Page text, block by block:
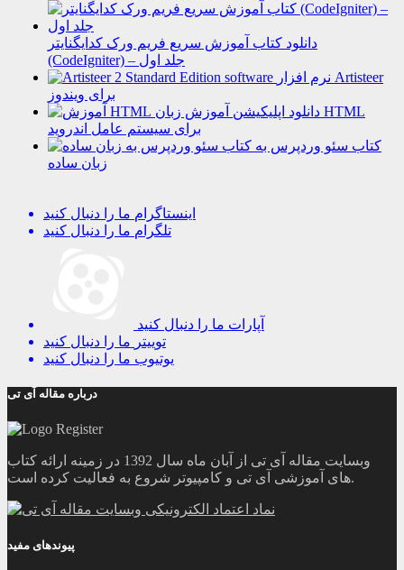
دانلود کتاب آموزش سریع فریم ورک کدایگنایتر
(CodeIgniter) – جلد اول
نرم افزار Artisteer
برای ویندوز
دانلود اپلیکیشن آموزش زبان HTML
برای سیستم عامل اندروید
کتاب سئو وردپرس به
زبان ساده
اینستاگرام ما را دنبال کنید
تلگرام ما را دنبال کنید
آپارات ما را دنبال کنید
توییتر ما را دنبال کنید
یوتیوب ما را دنبال کنید
درباره مقاله آی تی
وبسایت مقاله آی تی از آبان ماه سال 1392 در زمینه ارائه کتاب
های آموزشی آی تی و کامپیوتر شروع به فعالیت کرده است.
پیوندهای مفید